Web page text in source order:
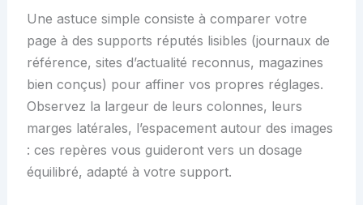
Une astuce simple consiste à comparer votre
page à des supports réputés lisibles (journaux de
référence, sites d’actualité reconnus, magazines
bien conçus) pour affiner vos propres réglages.
Observez la largeur de leurs colonnes, leurs
marges latérales, l’espacement autour des images
: ces repères vous guideront vers un dosage
équilibré, adapté à votre support.